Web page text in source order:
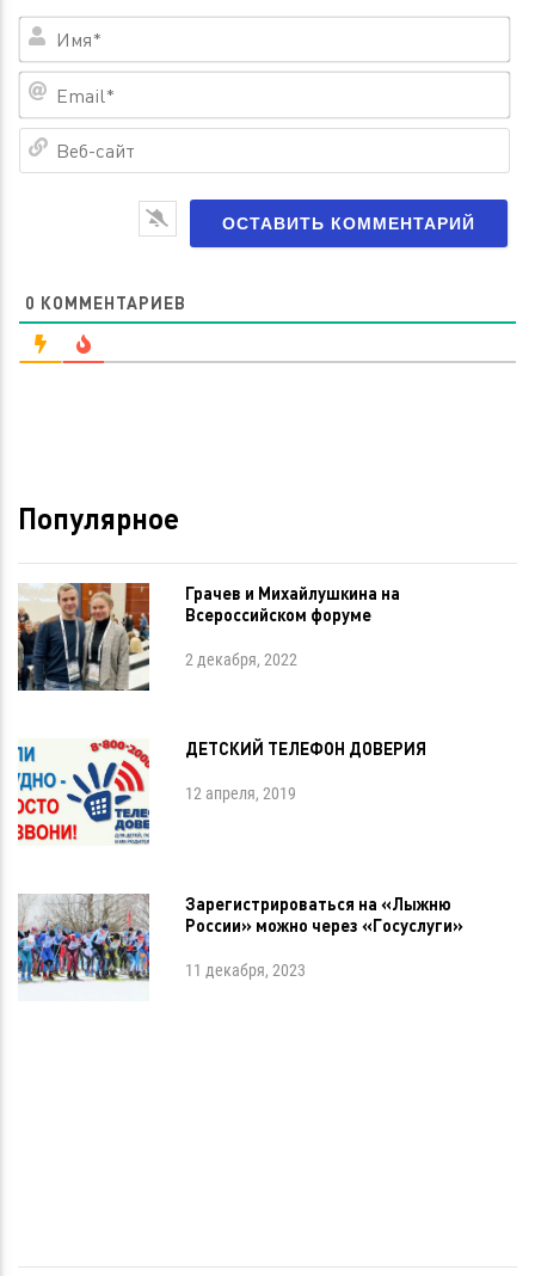
0 КОММЕНТАРИЕВ
Популярное
Грачев и Михайлушкина на
Всероссийском форуме
2 декабря, 2022
ДЕТСКИЙ ТЕЛЕФОН ДОВЕРИЯ
12 апреля, 2019
Зарегистрироваться на «Лыжню
России» можно через «Госуслуги»
11 декабря, 2023